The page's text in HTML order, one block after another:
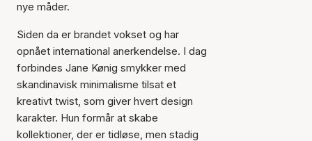
nye måder.
Siden da er brandet vokset og har
opnået international anerkendelse. I dag
forbindes Jane Kønig smykker med
skandinavisk minimalisme tilsat et
kreativt twist, som giver hvert design
karakter. Hun formår at skabe
kollektioner, der er tidløse, men stadig